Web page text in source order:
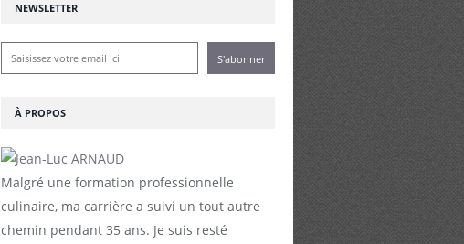
NEWSLETTER
À PROPOS
Malgré une formation professionnelle
culinaire, ma carrière a suivi un tout autre
chemin pendant 35 ans. Je suis resté